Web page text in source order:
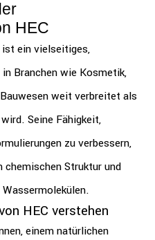
HEC
ein vielseitiges,
Branchen wie Kosmetik,
weit verbreitet als
Seine Fähigkeit,
zu verbessern,
Struktur und
HEC verstehen
einem natürlichen